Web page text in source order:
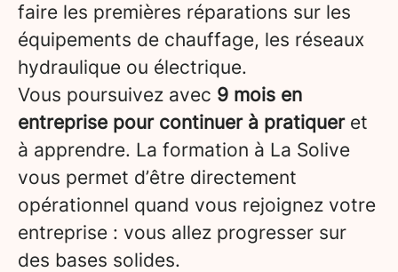
faire les premières réparations sur les
équipements de chauffage, les réseaux
hydraulique ou électrique.
Vous poursuivez avec 9 mois en
entreprise pour continuer à pratiqueret
à apprendre. La formation à La Solive
vous permet d’être directement
opérationnel quand vous rejoignez votre
entreprise : vous allez progresser sur
des bases solides.